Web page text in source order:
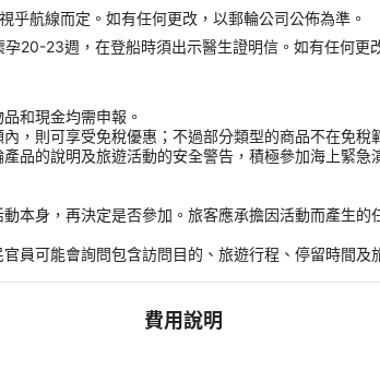
航線而定。如有任何更改，以郵輪公司公佈為準。
20-23週，在登船時須出示醫生證明信。如有任何更
和現金均需申報。
，則可享受免稅優惠；不過部分類型的商品不在免稅
品的說明及旅遊活動的安全警告，積極參加海上緊
本身，再決定是否參加。旅客應承擔因活動而產生的
員可能會詢問包含訪問目的、旅遊行程、停留時間及
費用說明